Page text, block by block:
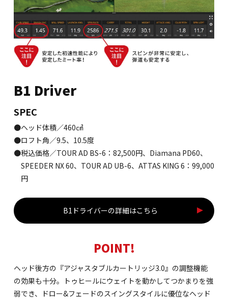
B1 Driver
SPEC
●ヘッド体積／460㎤
●ロフト角／9.5、10.5度
●税込価格／TOUR AD BS-6：82,500円、Diamana PD60、
SPEEDER NX 60、TOUR AD UB-6、ATTAS KING 6：99,000
円
B1ドライバーの詳細はこちら
POINT!
ヘッド後方の『アジャスタブルカートリッジ3.0』の調整機能
の効果も十分。トゥヒールにウェイトを動かしてつかまりを強
弱でき、ドロー&フェードのスイングスタイルに優位なヘッド